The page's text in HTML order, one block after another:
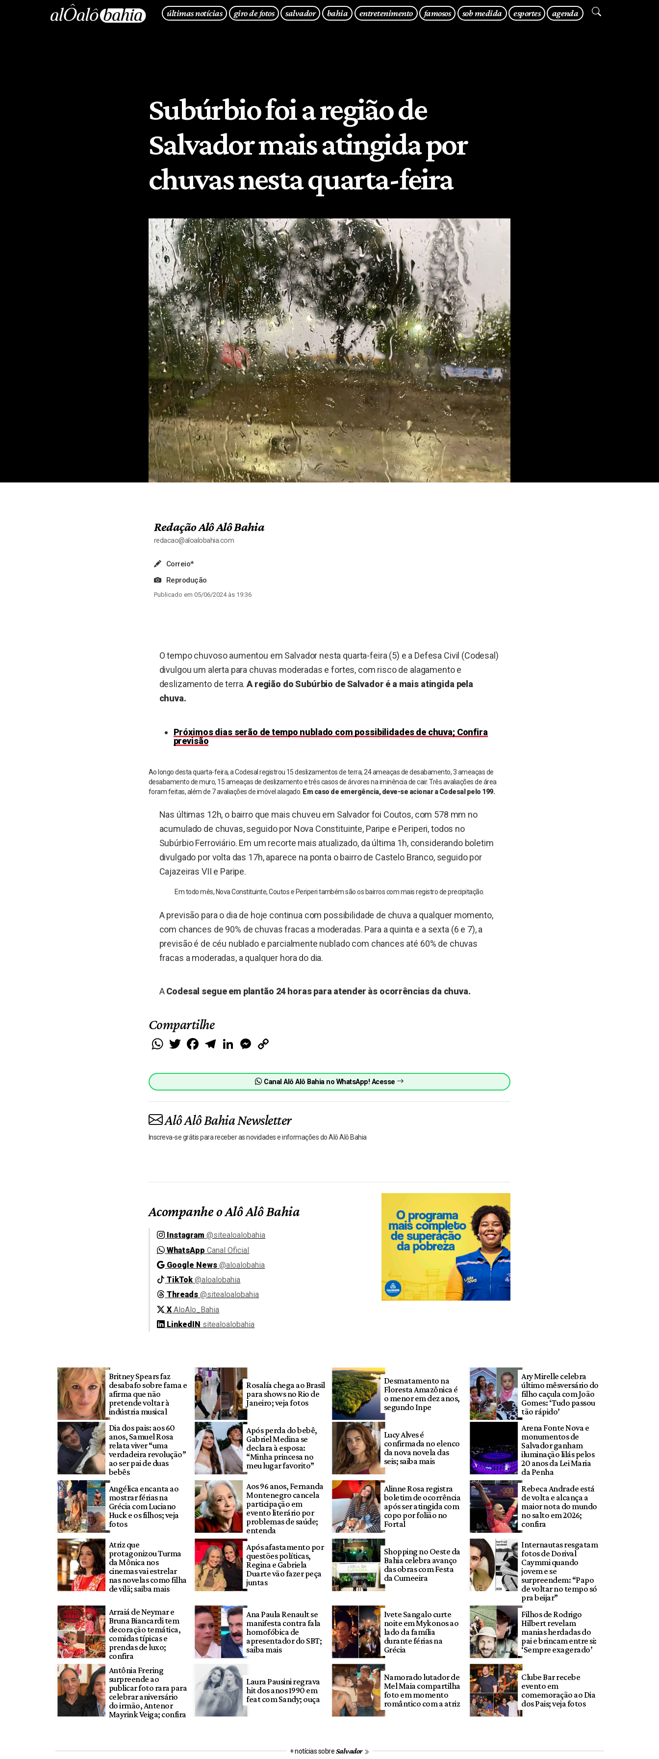
últimas notícias giro de fotos salvador bahia entretenimento famosos sob medida esportes agenda
Subúrbio foi a região de
Salvador mais atingida por
chuvas nesta quarta-feira
Redação Alô Alô Bahia
redacao@aloalobahia.com
Correio*
Reprodução
Publicado em 05/06/2024 às 19:36
O tempo chuvoso aumentou em Salvador nesta quarta-feira (5) e a Defesa Civil (Codesal)
divulgou um alerta para chuvas moderadas e fortes, com risco de alagamento e
deslizamento de terra.A região do Subúrbio de Salvador é a mais atingida pela
chuva.
Próximos dias serão de tempo nublado com possibilidades de chuva; Confira
previsão
Ao longo desta quarta-feira, a Codesal registrou 15 deslizamentos de terra, 24 ameaças de desabamento, 3 ameaças de
desabamento de muro, 15 ameaças de deslizamento e três casos de árvores na iminência de cair. Três avaliações de área
foram feitas, além de 7 avaliações de imóvel alagado. Em caso de emergência, deve-se acionar a Codesal pelo 199.
Nas últimas 12h, o bairro que mais chuveu em Salvador foi Coutos, com 578 mm no
acumulado de chuvas, seguido por Nova Constituinte, Paripe e Periperi, todos no
Subúrbio Ferroviário. Em um recorte mais atualizado, da última 1h, considerando boletim
divulgado por volta das 17h, aparece na ponta o bairro de Castelo Branco, seguido por
Cajazeiras VII e Paripe.
Em todo mês, Nova Constituinte, Coutos e Periperi também são os bairros com mais registro de precipitação.
A previsão para o dia de hoje continua com possibilidade de chuva a qualquer momento,
com chances de 90% de chuvas fracas a moderadas. Para a quinta e a sexta (6 e 7), a
previsão é de céu nublado e parcialmente nublado com chances até 60% de chuvas
fracas a moderadas, a qualquer hora do dia.
ACodesal segue em plantão 24 horas para atender às ocorrências da chuva.
Compartilhe
WhatsApp
Twitter FacebookTelegramLinkedIn Messenger
Canal Alô Alô Bahia no WhatsApp! Acesse
Alô Alô Bahia Newsletter
Inscreva-se grátis para receber as novidades e informações do Alô Alô Bahia
Acompanhe o Alô Alô Bahia
Instagram @sitealoalobahia
WhatsApp Canal Oficial
Google News @aloalobahia
TikTok @aloalobahia
Threads @sitealoalobahia
X AloAlo_Bahia
LinkedIN sitealoalobahia
Britney Spears faz
desabafo sobre fama e
afirma que não
pretende voltar à
indústria musical
Rosalía chega ao Brasil
para shows no Rio de
Janeiro; veja fotos
Desmatamento na
Floresta Amazônica é
o menor em dez anos,
segundo Inpe
Ary Mirelle celebra
último mêsversário do
filho caçula com João
Gomes: ‘Tudo passou
tão rápido’
Dia dos pais: aos 60
anos, Samuel Rosa
relata viver “uma
verdadeira revolução”
ao ser pai de duas
bebês
Após perda do bebê,
Gabriel Medina se
declara à esposa:
“Minha princesa no
meu lugar favorito”
Lucy Alves é
confirmada no elenco
da nova novela das
seis; saiba mais
Arena Fonte Nova e
monumentos de
Salvador ganham
iluminação lilás pelos
20 anos da Lei Maria
da Penha
Angélica encanta ao
mostrar férias na
Grécia com Luciano
Huck e os filhos; veja
fotos
Aos 96 anos, Fernanda
Montenegro cancela
participação em
evento literário por
problemas de saúde;
entenda
Alinne Rosa registra
boletim de ocorrência
após ser atingida com
copo por folião no
Fortal
Rebeca Andrade está
de volta e alcança a
maior nota do mundo
no salto em 2026;
confira
Atriz que
protagonizou Turma
da Mônica nos
cinemas vai estrelar
nas novelas como filha
de vilã; saiba mais
Após afastamento por
questões políticas,
Regina e Gabriela
Duarte vão fazer peça
juntas
Shopping no Oeste da
Bahia celebra avanço
das obras com Festa
da Cumeeira
Internautas resgatam
fotos de Dorival
Caymmi quando
jovem e se
surpreendem: “Papo
de voltar no tempo só
pra beijar”
Arraiá de Neymar e
Bruna Biancardi tem
decoração temática,
comidas típicas e
prendas de luxo;
confira
Ana Paula Renault se
manifesta contra fala
homofóbica de
apresentador do SBT;
saiba mais
Ivete Sangalo curte
noite em Mykonos ao
lado da família
durante férias na
Grécia
Filhos de Rodrigo
Hilbert revelam
manias herdadas do
pai e brincam entre si:
‘Sempre exagerado’
Antônia Frering
surpreende ao
publicar foto rara para
celebrar aniversário
do irmão, Antenor
Mayrink Veiga; confira
Laura Pausini regrava
hit dos anos 1990 em
feat com Sandy; ouça
Namorado lutador de
Mel Maia compartilha
foto em momento
romântico com a atriz
Clube Bar recebe
evento em
comemoração ao Dia
dos Pais; veja fotos
+ notícias sobreSalvador